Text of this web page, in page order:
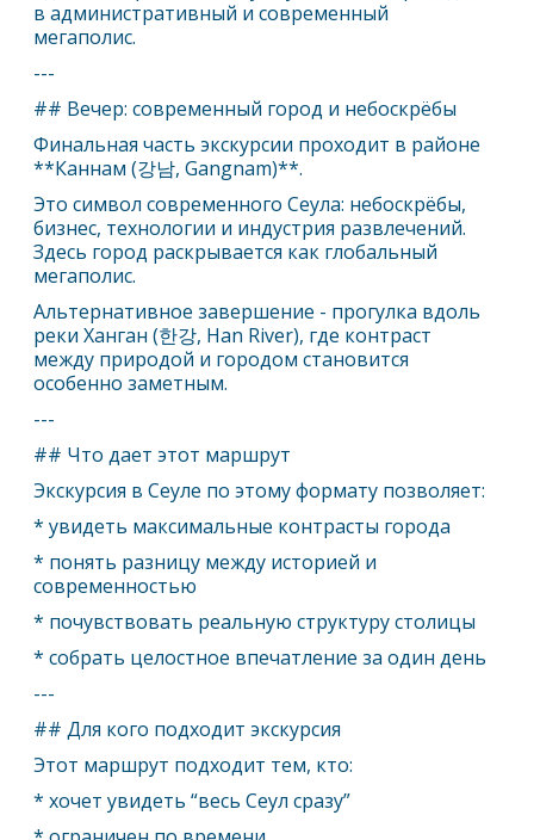
в административный и современный
мегаполис.
---
## Вечер: современный город и небоскрёбы
Финальная часть экскурсии проходит в районе
**Каннам (강남, Gangnam)**.
Это символ современногоСеула: небоскрёбы,
бизнес, технологии и индустрия развлечений.
Здесь город раскрывается как глобальный
мегаполис.
Альтернативное завершение - прогулка вдоль
реки Ханган (한강, Han River), где контраст
между природой и городом становится
особенно заметным.
---
## Что дает этот маршрут
Экскурсия вСеуле по этому формату позволяет:
* увидеть максимальные контрасты города
* понять разницу между историей и
современностью
* почувствовать реальную структуру столицы
* собрать целостное впечатление за один день
---
## Для кого подходит экскурсия
Этот маршрут подходит тем, кто:
* хочет увидеть “весьСеул сразу”